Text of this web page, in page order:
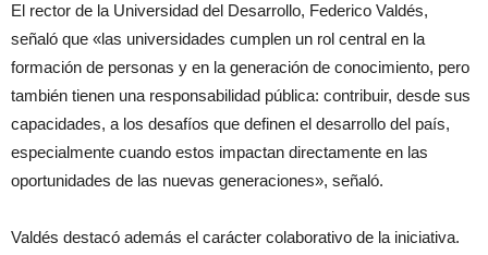
El rector de la Universidad del Desarrollo, Federico Valdés,
señaló que «las universidades cumplen un rol central en la
formación de personas y en la generación de conocimiento, pero
también tienen una responsabilidad pública: contribuir, desde sus
capacidades, a los desafíos que definen el desarrollo del país,
especialmente cuando estos impactan directamente en las
oportunidades de las nuevas generaciones», señaló.
Valdés destacó además el carácter colaborativo de la iniciativa.